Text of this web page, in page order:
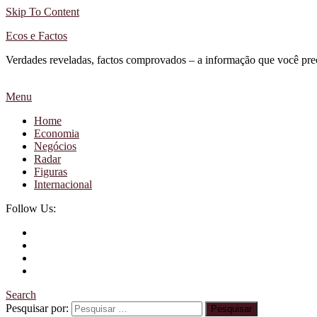
Skip To Content
Ecos e Factos
Verdades reveladas, factos comprovados – a informação que você
Menu
Home
Economia
Negócios
Radar
Figuras
Internacional
Follow Us:
Search
Pesquisar por: